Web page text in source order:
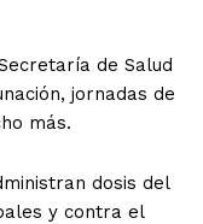
de Salud
jornadas de
más.
dosis del
y contra el